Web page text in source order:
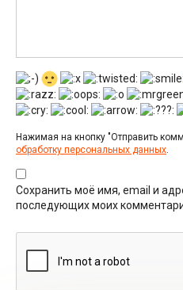
Нажимая на кнопку "Отправить
обработку персональных данных.
Сохранить моё имя, email и
последующих моих